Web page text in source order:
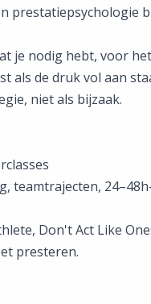
prestatiepsychologie
je nodig hebt, voor
als de druk vol aan
niet als bijzaak.
teamtrajecten,
Don't Act Like
presteren.